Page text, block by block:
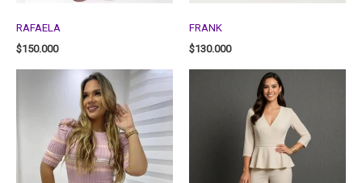
RAFAELA
$150.000
FRANK
$130.000